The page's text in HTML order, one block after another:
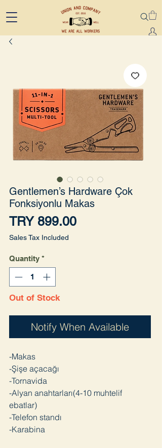
Gentlemen’s Hardware Çok
Fonksiyonlu Makas
TRY 899.00Price
Sales Tax Included
Quantity *
Out of Stock
Notify When Available
-Makas
-Şişe açacağı
-Tornavida
-Alyan anahtarları(4-10 muhtelif
ebatlar)
-Telefon standı
-Karabina